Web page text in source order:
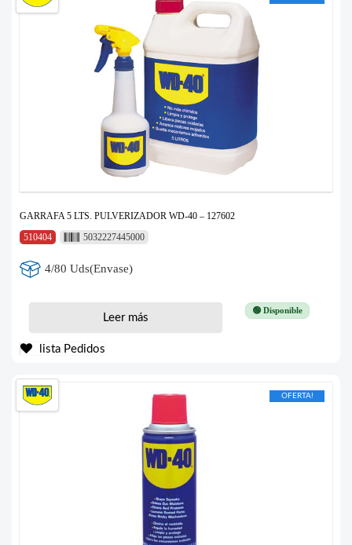
GARRAFA 5 LTS. PULVERIZADOR WD-40 – 127602
510404
5032227445000
4/80 Uds(Envase)
🟢 Disponible
Leer más
lista Pedidos
OFERTA!